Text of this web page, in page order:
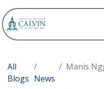
All
Blogs News
Manis Nggak